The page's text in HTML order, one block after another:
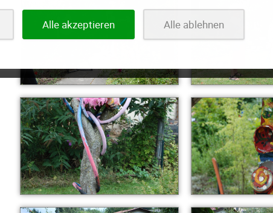
Alle akzeptieren Alle ablehnen